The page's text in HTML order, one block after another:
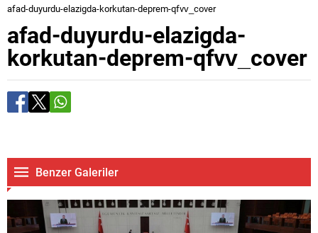
afad-duyurdu-elazigda-korkutan-deprem-qfvv_cover
afad-duyurdu-elazigda-
korkutan-deprem-qfvv_cover
Benzer Galeriler